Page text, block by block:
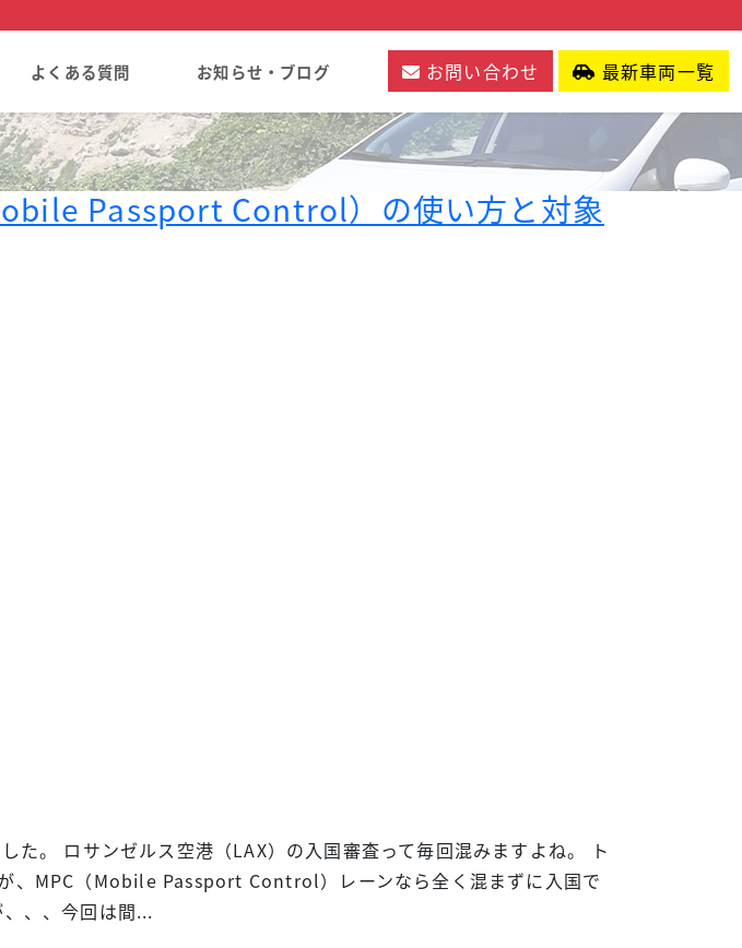
よくある質問 お知らせ・ブログ お問い合わせ 最新車両一覧
Passport Control）の使い方と対象
た。 ロサンゼルス空港（LAX）の入国審査って毎回混みますよね。 ト
、MPC（Mobile Passport Control）レーンなら全く混まずに入国で
、、今回は間...